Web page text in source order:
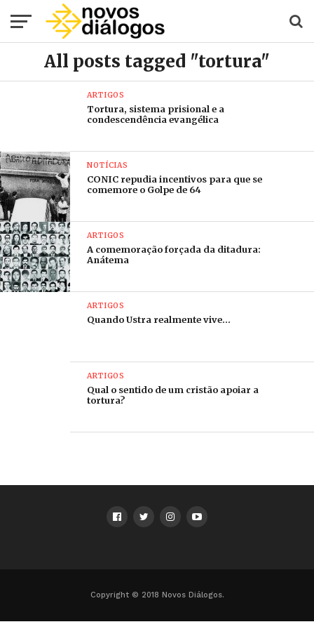
All posts tagged "tortura"
ARTIGOS
Tortura, sistema prisional e a
condescendência evangélica
NOTÍCIAS
CONIC repudia incentivos para que se
comemore o Golpe de 64
ARTIGOS
A comemoração forçada da ditadura:
Anátema
ARTIGOS
Quando Ustra realmente vive…
ARTIGOS
Qual o sentido de um cristão apoiar a
tortura?
Copyright © 2018 Novos Diálogos.